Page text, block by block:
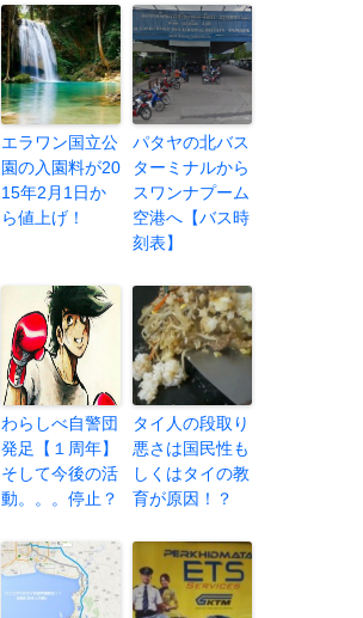
エラワン国立公
園の入園料が20
15年2月1日か
ら値上げ！
パタヤの北バス
ターミナルから
スワンナプーム
空港へ【バス時
刻表】
わらしべ自警団
発足【１周年】
そして今後の活
動。。。停止？
タイ人の段取り
悪さは国民性も
しくはタイの教
育が原因！？